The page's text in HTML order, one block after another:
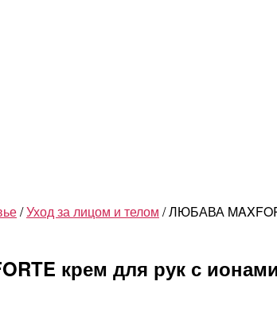
/Уход за лицом и телом / ЛЮБАВА
крем для рук с